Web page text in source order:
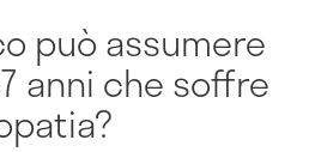
può assumere
anni che soffre